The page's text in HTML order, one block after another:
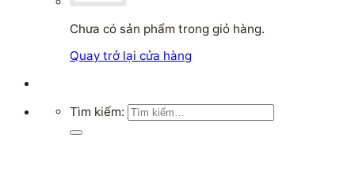
Chưa có sản phẩm trong giỏ hàng.
Quay trở lại cửa hàng
Tìm kiếm: